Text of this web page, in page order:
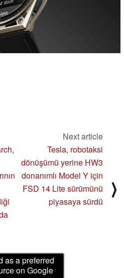
Next article
Tesla, robotaksi
dönüşümü yerine HW3
donanımlı Model Y için
FSD 14 Lite sürümünü
piyasaya sürdü
⟩
as a preferred
on Google